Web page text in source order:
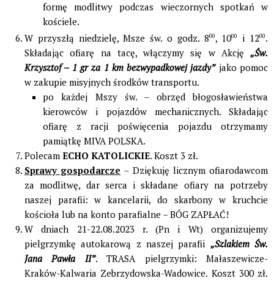
formę modlitwy podczas wieczornych spotkań w
kościele.
W przyszłą niedzielę, Msze św. o godz. 800, 1000 i 1200.
Składając ofiarę na tacę, włączymy się w Akcję „Św.
Krzysztof – 1 gr za 1 km bezwypadkowej jazdy”jako pomoc
w zakupie misyjnych środków transportu.
po każdej Mszy św. – obrzęd błogosławieństwa
kierowców i pojazdów mechanicznych. Składając
ofiarę z racji poświęcenia pojazdu otrzymamy
pamiątkę MIVA POLSKA.
Polecam ECHO KATOLICKIE. Koszt 3 zł.
Sprawy gospodarcze – Dziękuję licznym ofiarodawcom
za modlitwę, dar serca i składane ofiary na potrzeby
naszej parafii: w kancelarii, do skarbony w kruchcie
kościoła lub na konto parafialne – BÓG ZAPŁAĆ!
W dniach 21-22.08.2023 r. (Pn i Wt) organizujemy
pielgrzymkę autokarową z naszej parafii „Szlakiem Św.
Jana Pawła II”. TRASA pielgrzymki: Małaszewicze-
Kraków-Kalwaria Zebrzydowska-Wadowice. Koszt 300 zł.